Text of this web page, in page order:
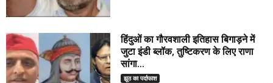
हिंदुओं का गौरवशाली इतिहास बिगाड़ने में
जुटा इंडी ब्लॉक, तुष्टिकरण के लिए राणा
सांगा...
झूठ का पर्दाफाश